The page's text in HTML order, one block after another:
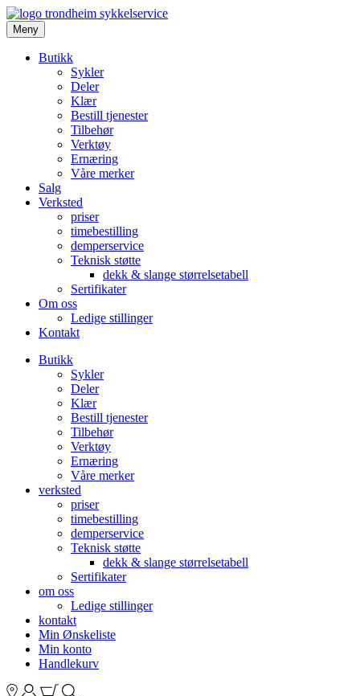
Meny
Butikk
Sykler
Deler
Klær
Bestill tjenester
Tilbehør
Verktøy
Ernæring
Våre merker
Salg
Verksted
priser
timebestilling
demperservice
Teknisk støtte
dekk & slange størrelsetabell
Sertifikater
Om oss
Ledige stillinger
Kontakt
Butikk
Sykler
Deler
Klær
Bestill tjenester
Tilbehør
Verktøy
Ernæring
Våre merker
verksted
priser
timebestilling
demperservice
Teknisk støtte
dekk & slange størrelsetabell
Sertifikater
om oss
Ledige stillinger
kontakt
Min Ønskeliste
Min konto
Handlekurv